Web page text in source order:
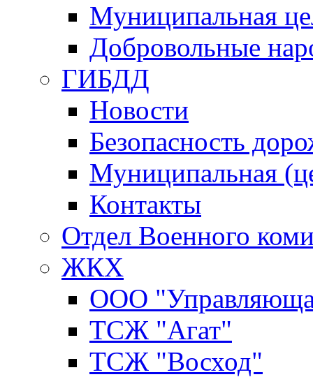
Муниципальная
Добровольные
ГИБДД
Новости
Безопасность
Муниципальная
Контакты
Отдел Военного
ЖКХ
ООО
ТСЖ "Агат"
ТСЖ "Восход"